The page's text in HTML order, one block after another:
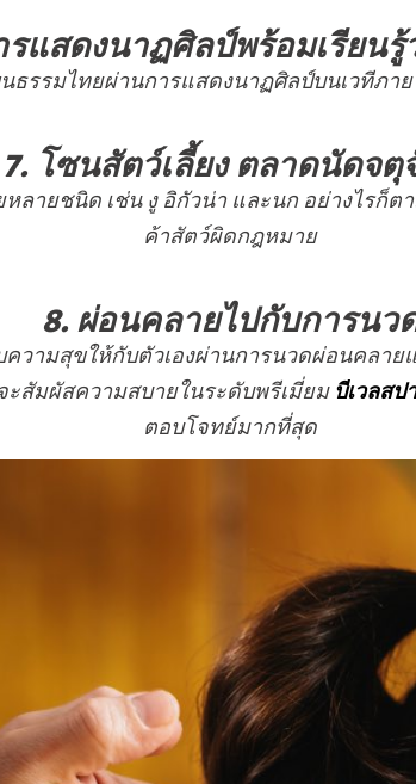
รแสดงนาฏศิลป์พร้อมเรียน
ธรรมไทยผ่านการแสดงนาฏศิลป์บนเวทีภา
7. โซนสัตว์เลี้ยง ตลาดนัดจตุ
ลายชนิด เช่น งู อิกัวน่า และนก อย่างไรก็
ค้าสัตว์ผิดกฎหมาย
8. ผ่อนคลายไปกับการนว
ความสุขให้กับตัวเองผ่านการนวดผ่อนคล
สัมผัสความสบายในระดับพรีเมี่ยม บีเวลสปา
ตอบโจทย์มากที่สุด